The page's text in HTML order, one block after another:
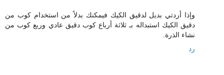
وإذا أردتي بديل لدقيق الكيك فيمكنك بدلاً من استخدام كوب من
دقيق الكيك استبداله بـ ثلاثة أرباع كوب دقيق عادي وربع كوب من
نشاء الذرة.
رد